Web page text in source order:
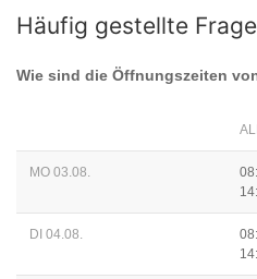
Häufig gestellte
Wie sind die Öffnungszeiten
MO 03.08.
DI 04.08.